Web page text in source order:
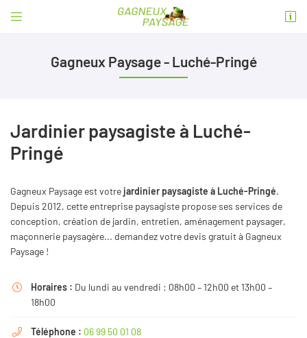
 
06 99 50 01 08
 Adresse email de réception
En cochant cette case, vous consentez à recevoir nos propositions commerciales à
l'adresse email indiqué ci-dessus. Vous pouvez vous désinscrire à tout moment en
utilisant
INSCRIPTION
Gagneux Paysage - Luché-Pringé
Jardinier paysagiste à Luché-
Pringé
Gagneux Paysage est votrejardinier paysagiste à Luché-Pringé.
Depuis 2012, cette entreprise paysagiste propose ses services de
conception, création de jardin, entretien, aménagement paysager,
maçonnerie paysagère... demandez votre devis gratuit à Gagneux
Paysage !
 Horaires : Du lundi au vendredi : 08h00 – 12h00 et 13h00 –
18h00
 Téléphone : 06 99 50 01 08